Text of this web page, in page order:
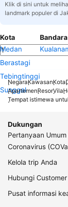
Klik di sini untuk
landmark populer di
Kota
Medan
Berastagi
Tebingtinggi
Sunggal
Bandara
NegaraKawasanKota
ApartemenResorVila
Tempat istimewa
Dukungan
Pertanyaan
Coronavirus
Kelola trip Anda
Hubungi
Pusat informasi